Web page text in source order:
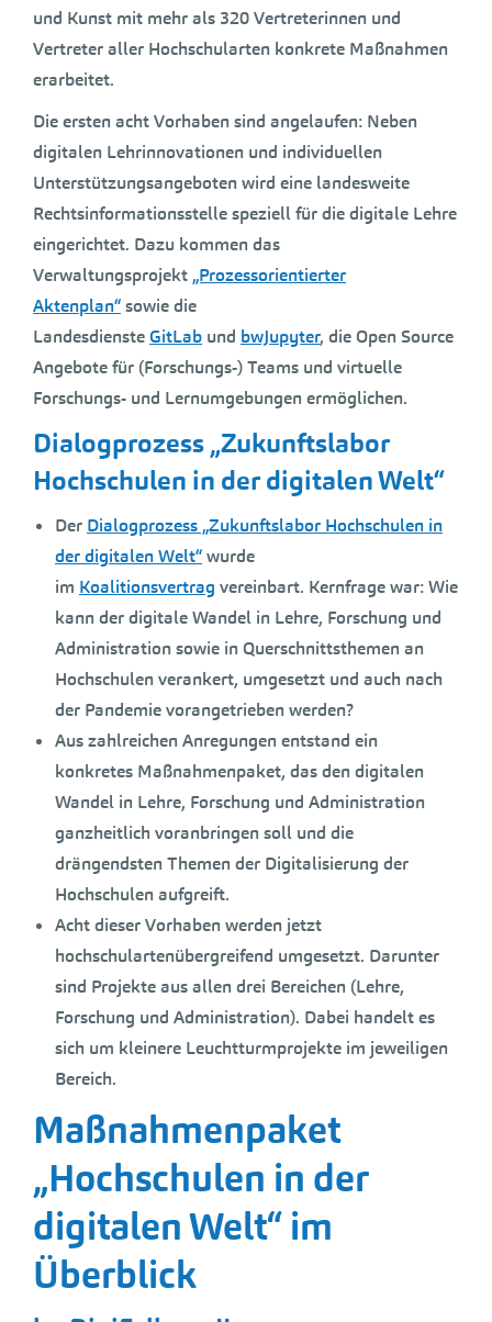
und Kunst mit mehr als 320 Vertreterinnen und
Vertreter aller Hochschularten konkrete Maßnahmen
erarbeitet.
Die ersten acht Vorhaben sind angelaufen: Neben
digitalen Lehrinnovationen und individuellen
Unterstützungsangeboten wird eine landesweite
Rechtsinformationsstelle speziell für die digitale Lehre
eingerichtet. Dazu kommen das
Verwaltungsprojekt „Prozessorientierter
Aktenplan“sowie die
LandesdiensteGitLab und bwJupyter, die Open Source
Angebote für (Forschungs-) Teams und virtuelle
Forschungs- und Lernumgebungen ermöglichen.
Dialogprozess „Zukunftslabor
Hochschulen in der digitalen Welt“
Der Dialogprozess „Zukunftslabor Hochschulen in
der digitalen Welt“wurde
im Koalitionsvertrag vereinbart. Kernfrage war: Wie
kann der digitale Wandel in Lehre, Forschung und
Administration sowie in Querschnittsthemen an
Hochschulen verankert, umgesetzt und auch nach
der Pandemie vorangetrieben werden?
Aus zahlreichen Anregungen entstand ein
konkretes Maßnahmenpaket, das den digitalen
Wandel in Lehre, Forschung und Administration
ganzheitlich voranbringen soll und die
drängendsten Themen der Digitalisierung der
Hochschulen aufgreift.
Acht dieser Vorhaben werden jetzt
hochschulartenübergreifend umgesetzt. Darunter
sind Projekte aus allen drei Bereichen (Lehre,
Forschung und Administration). Dabei handelt es
sich um kleinere Leuchtturmprojekte im jeweiligen
Bereich.
Maßnahmenpaket
„Hochschulen in der
digitalen Welt“ im
Überblick